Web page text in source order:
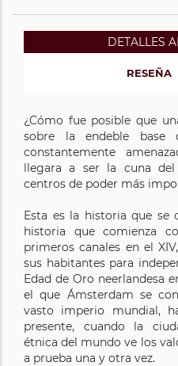
DETALLES
RESEÑA
¿Cómo fue posible que
sobre la endeble base
constantemente
llegara a ser la cuna
centros de poder más
Esta es la historia que se
historia que comienza
primeros canales en el
sus habitantes para
Edad de Oro neerlandesa
el que Ámsterdam se
vasto imperio mundial,
presente, cuando la
étnica del mundo ve los
a prueba una y otra vez.